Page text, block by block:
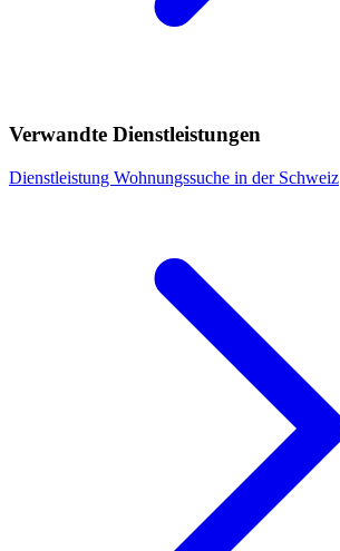
Verwandte Dienstleistungen
Dienstleistung Wohnungssuche in der Schweiz